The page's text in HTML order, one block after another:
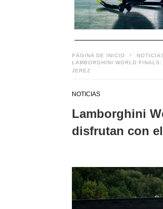
PÁGINA DE INICIO
LAMBORGHINI WORLD
JEREZ
NOTICIAS
Lamborghini
disfrutan con